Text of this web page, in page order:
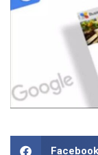
Facebook